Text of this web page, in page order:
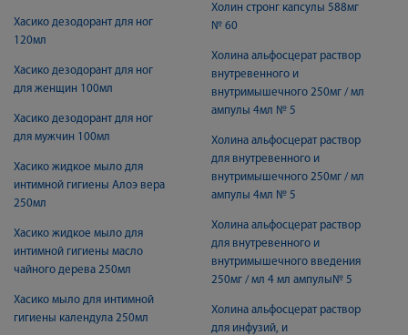
Хасико дезодорант для ног
120мл
Хасико дезодорант для ног
для женщин 100мл
Хасико дезодорант для ног
для мужчин 100мл
Хасико жидкое мыло для
интимной гигиены Алоэ вера
250мл
Хасико жидкое мыло для
интимной гигиены масло
чайного дерева 250мл
Хасико мыло для интимной
гигиены календула 250мл
Холин стронг капсулы 588мг
№ 60
Холина альфосцерат раствор
внутревенного и
внутримышечного 250мг / мл
ампулы 4мл № 5
Холина альфосцерат раствор
для внутревенного и
внутримышечного 250мг / мл
ампулы 4мл № 5
Холина альфосцерат раствор
для внутревенного и
внутримышечного введения
250мг / мл 4 мл ампулы№ 5
Холина альфосцерат раствор
для инфузий, и